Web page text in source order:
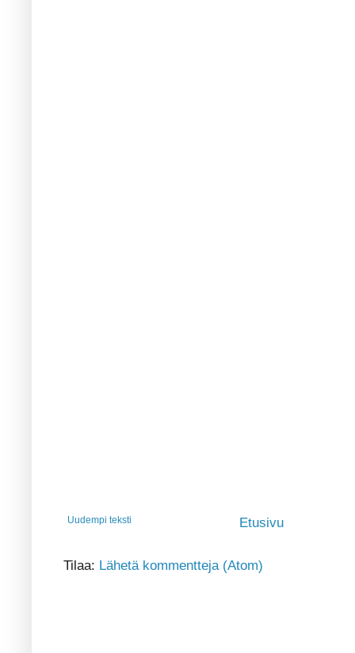
Uudempi teksti Etusivu
Tilaa: Lähetä kommentteja (Atom)